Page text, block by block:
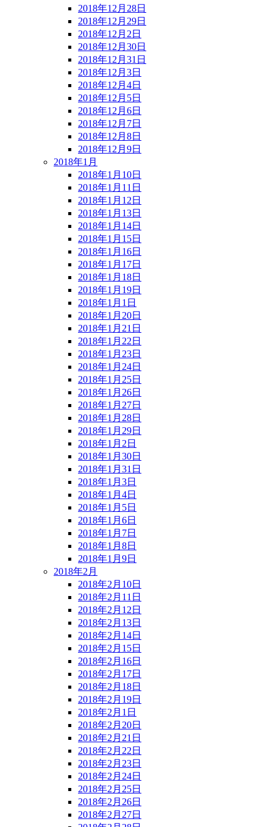
2018年12月28日
2018年12月29日
2018年12月2日
2018年12月30日
2018年12月31日
2018年12月3日
2018年12月4日
2018年12月5日
2018年12月6日
2018年12月7日
2018年12月8日
2018年12月9日
2018年1月
2018年1月10日
2018年1月11日
2018年1月12日
2018年1月13日
2018年1月14日
2018年1月15日
2018年1月16日
2018年1月17日
2018年1月18日
2018年1月19日
2018年1月1日
2018年1月20日
2018年1月21日
2018年1月22日
2018年1月23日
2018年1月24日
2018年1月25日
2018年1月26日
2018年1月27日
2018年1月28日
2018年1月29日
2018年1月2日
2018年1月30日
2018年1月31日
2018年1月3日
2018年1月4日
2018年1月5日
2018年1月6日
2018年1月7日
2018年1月8日
2018年1月9日
2018年2月
2018年2月10日
2018年2月11日
2018年2月12日
2018年2月13日
2018年2月14日
2018年2月15日
2018年2月16日
2018年2月17日
2018年2月18日
2018年2月19日
2018年2月1日
2018年2月20日
2018年2月21日
2018年2月22日
2018年2月23日
2018年2月24日
2018年2月25日
2018年2月26日
2018年2月27日